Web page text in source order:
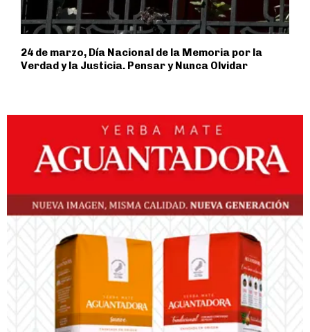
24 de marzo, Día Nacional de la Memoria por la
Verdad y la Justicia. Pensar y Nunca Olvidar